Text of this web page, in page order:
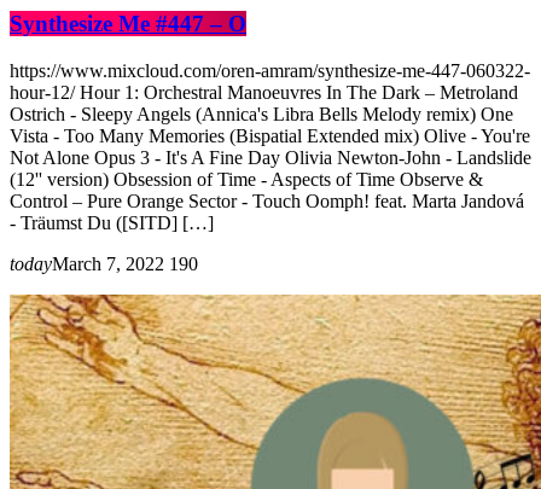
Synthesize Me #447 – O
https://www.mixcloud.com/oren-amram/synthesize-me-447-060322-
hour-12/ Hour 1: Orchestral Manoeuvres In The Dark – Metroland
Ostrich - Sleepy Angels (Annica's Libra Bells Melody remix) One
Vista - Too Many Memories (Bispatial Extended mix) Olive - You're
Not Alone Opus 3 - It's A Fine Day Olivia Newton-John - Landslide
(12'' version) Obsession of Time - Aspects of Time Observe &
Control – Pure Orange Sector - Touch Oomph! feat. Marta Jandová
- Träumst Du ([SITD] […]
todayMarch 7, 2022 190